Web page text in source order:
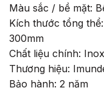
Màu sắc / bề mặt:
Kích thước tổng
300mm
Chất liệu chính:
Thương hiệu:
Bảo hành: 2 năm